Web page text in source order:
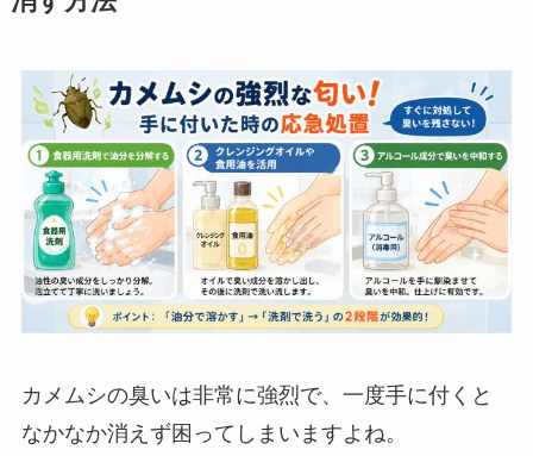
カメムシの臭いは非常に強烈で、一度手に付くと
なかなか消えず困ってしまいますよね。